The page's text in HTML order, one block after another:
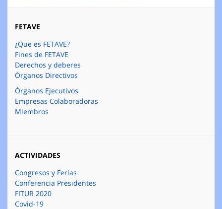
FETAVE
¿Que es FETAVE?
Fines de FETAVE
Derechos y deberes
Órganos Directivos
Órganos Ejecutivos
Empresas Colaboradoras
Miembros
ACTIVIDADES
Congresos y Ferias
Conferencia Presidentes
FITUR 2020
Covid-19